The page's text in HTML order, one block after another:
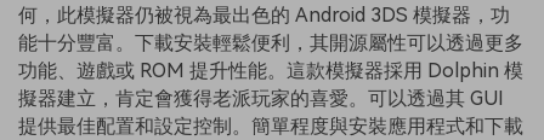
何，此模擬器仍被視為最出色的 Android 3DS 模擬器，功
能十分豐富。下載安裝輕鬆便利，其開源屬性可以透過更多
功能、遊戲或 ROM 提升性能。這款模擬器採用 Dolphin 模
擬器建立，肯定會獲得老派玩家的喜愛。可以透過其 GUI
提供最佳配置和設定控制。簡單程度與安裝應用程式和下載